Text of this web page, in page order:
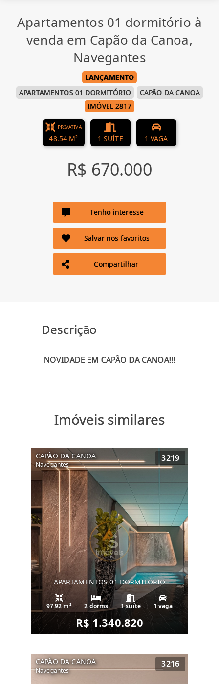
Apartamentos 01 dormitório à
venda em Capão da Canoa,
Navegantes
LANÇAMENTO
APARTAMENTOS 01 DORMITÓRIO
CAPÃO DA CANOA
IMÓVEL 2817
PRIVATIVA
48.54 M² 1 SUÍTE 1 VAGA
R$ 670.000
Tenho interesse
Salvar nos favoritos
Compartilhar
Descrição
Imóveis similares
CAPÃO DA CANOA
Navegantes
3219
APARTAMENTOS 01 DORMITÓRIO
97.92 m² 2 dorms 1 suíte 1 vaga
R$ 1.340.820
CAPÃO DA CANOA
Navegantes
3216